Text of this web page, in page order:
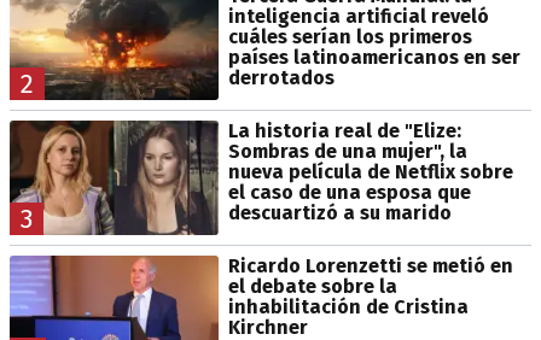
2
inteligencia artificial reveló
cuáles serían los primeros
países latinoamericanos en ser
derrotados
3
La historia real de "Elize:
Sombras de una mujer", la
nueva película de Netflix sobre
el caso de una esposa que
descuartizó a su marido
Ricardo Lorenzetti se metió en
el debate sobre la
inhabilitación de Cristina
Kirchner